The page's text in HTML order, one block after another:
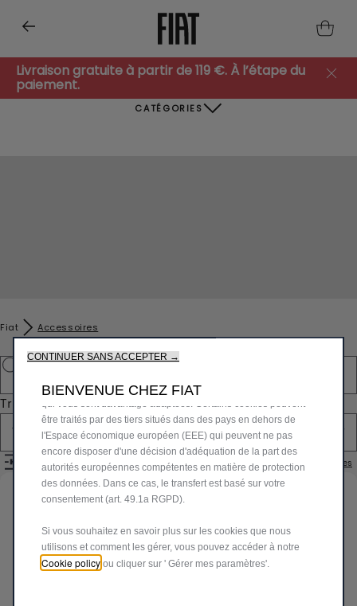
Livraison gratuite à partir de 119 €. À l’étape du
paiement.
CATÉGORIES
Fiat Accessoires
Trier par
Tous les produits
FILTRES Réinitialiser les filtres
Identifiez votre véhicule
Choisissez la méthode pour identifier votre véhicule et
afficher les accessoires compatibles
CONTINUER SANS ACCEPTER →
BIENVENUE CHEZ FIAT
gestion du réseau et l’accessibilité. Ils améliorent la convivialité
et les performances grâce à diverses fonctionnalités telles que
la reconnaissance de la langue, les résultats de recherche et
également utiliser des cookies tiers pour envoyer des publicités
être traités par des tiers situés dans des pays en dehors de
l'Espace économique européen (EEE) qui peuvent ne pas
encore disposer d'une décision d'adéquation de la part des
autorités européennes compétentes en matière de protection
des données. Dans ce cas, le transfert est basé sur votre
consentement (art. 49.1a RGPD).
Si vous souhaitez en savoir plus sur les cookies que nous
utilisons et comment les gérer, vous pouvez accéder à notre
Cookie policy ou cliquer sur ' Gérer mes paramètres'.